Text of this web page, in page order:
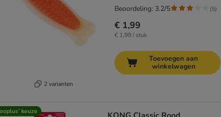
2 varianten
€ 1,99
€ 1,99 / stuk
Beoordeling: 3.2/5 (5)
Toevoegen aan
winkelwagen
keuze